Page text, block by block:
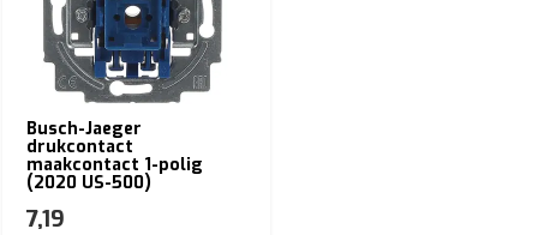
Busch-Jaeger
drukcontact
maakcontact 1-polig
(2020 US-500)
7,19